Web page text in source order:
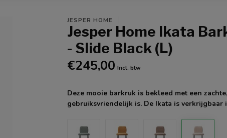
JESPER HOME
Jesper Home Ikata
- Slide Black (L)
€245,00 Incl. btw
Deze mooie barkruk is bekleed met een
gebruiksvriendelijk is. De Ikata is verkrijgbaar